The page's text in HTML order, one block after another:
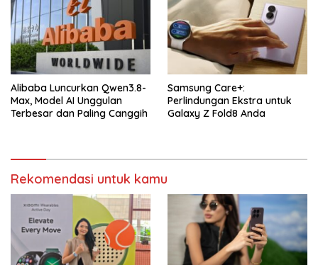
Alibaba Luncurkan Qwen3.8-
Max, Model AI Unggulan
Terbesar dan Paling Canggih
Samsung Care+:
Perlindungan Ekstra untuk
Galaxy Z Fold8 Anda
Rekomendasi untuk kamu